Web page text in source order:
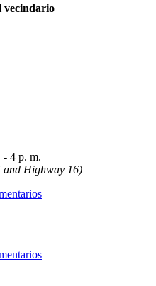
vecindario
- 4 p. m.
and Highway 16)